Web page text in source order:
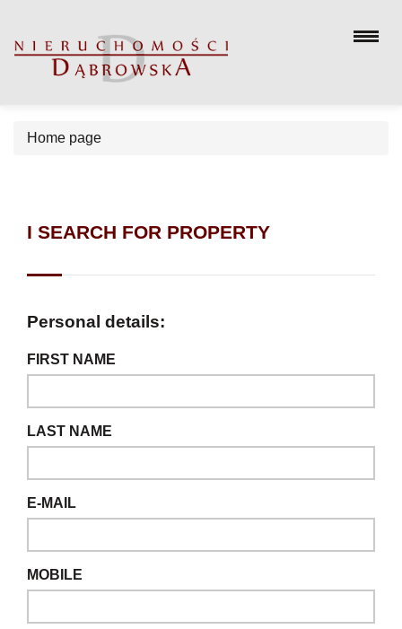
Home page
I SEARCH FOR PROPERTY
Personal details:
FIRST NAME
LAST NAME
E-MAIL
MOBILE